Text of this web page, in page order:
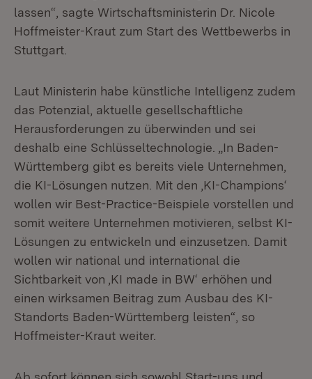
lassen“, sagte Wirtschaftsministerin Dr. Nicole
Hoffmeister-Kraut zum Start des Wettbewerbs in
Stuttgart.
Laut Ministerin habe künstliche Intelligenz zudem
das Potenzial, aktuelle gesellschaftliche
Herausforderungen zu überwinden und sei
deshalb eine Schlüsseltechnologie. „In Baden-
Württemberg gibt es bereits viele Unternehmen,
die KI-Lösungen nutzen. Mit den ‚KI-Champions‘
wollen wir Best-Practice-Beispiele vorstellen und
somit weitere Unternehmen motivieren, selbst KI-
Lösungen zu entwickeln und einzusetzen. Damit
wollen wir national und international die
Sichtbarkeit von ‚KI made in BW‘ erhöhen und
einen wirksamen Beitrag zum Ausbau des KI-
Standorts Baden-Württemberg leisten“, so
Hoffmeister-Kraut weiter.